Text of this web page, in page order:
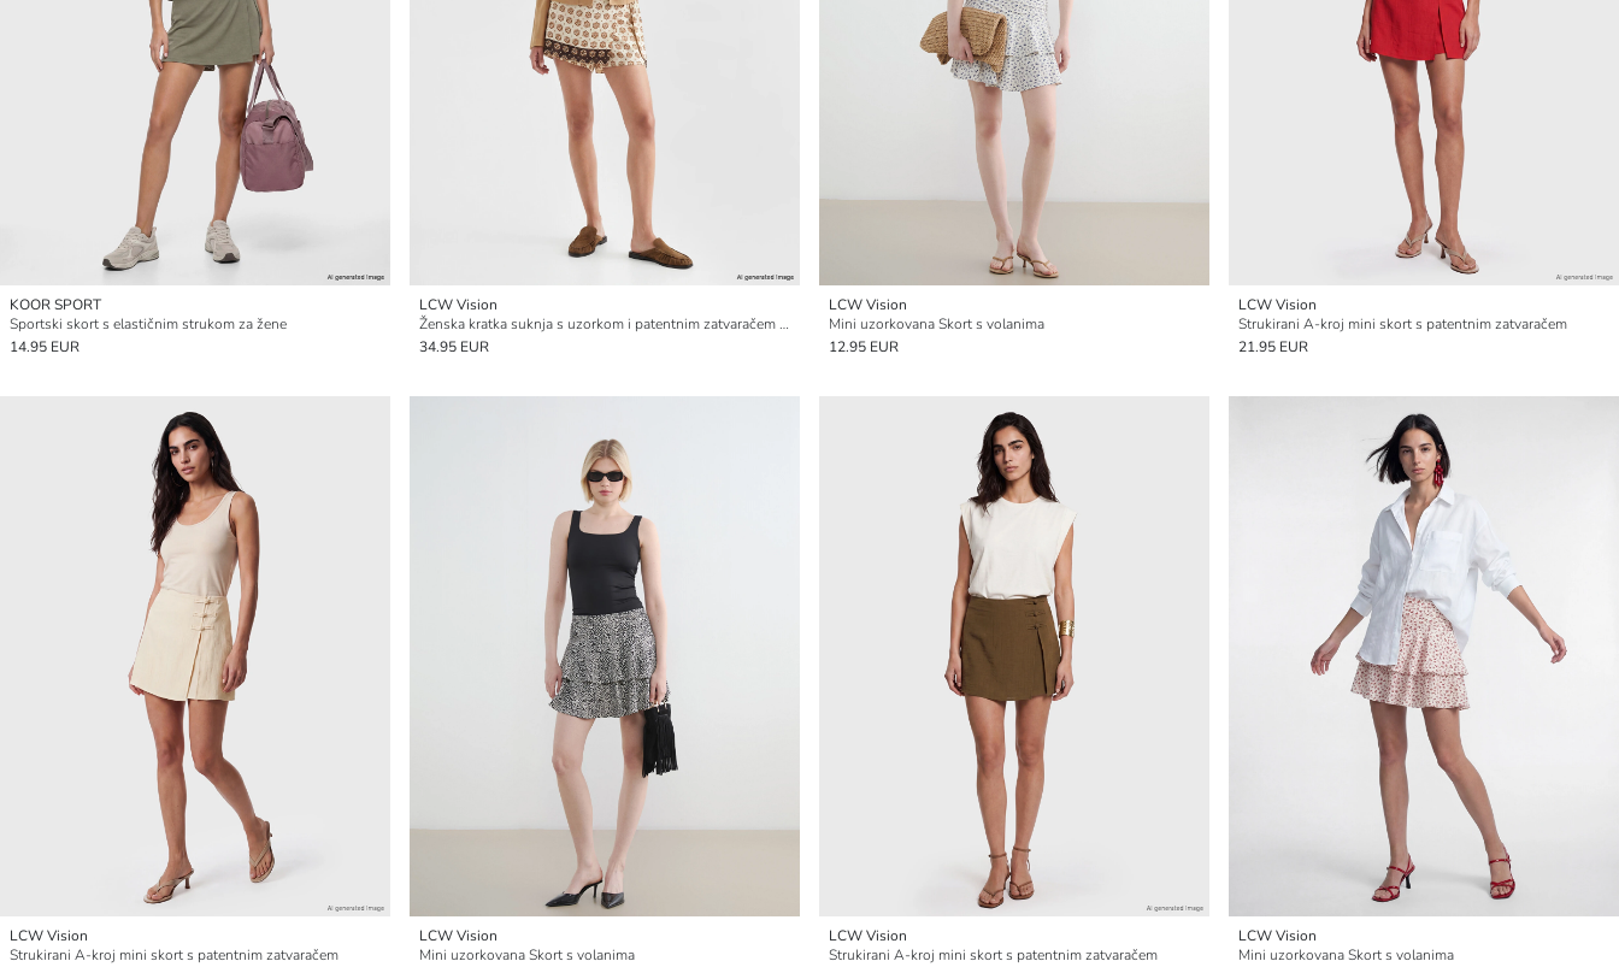
KOOR SPORT
Sportski skort s elastičnim strukom za žene
14.95 EUR
LCW Vision
Ženska kratka suknja s uzorkom i patentnim zatvaračem u struku
34.95 EUR
LCW Vision
Mini uzorkovana Skort s volanima
12.95 EUR
LCW Vision
Strukirani A-kroj mini skort s patentnim zatvaračem
21.95 EUR
LCW Vision
Strukirani A-kroj mini skort s patentnim zatvaračem
LCW Vision
Mini uzorkovana Skort s volanima
LCW Vision
Strukirani A-kroj mini skort s patentnim zatvaračem
LCW Vision
Mini uzorkovana Skort s volanima